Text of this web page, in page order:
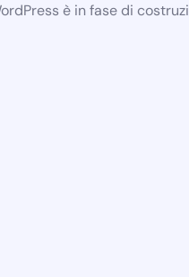
è in fase di